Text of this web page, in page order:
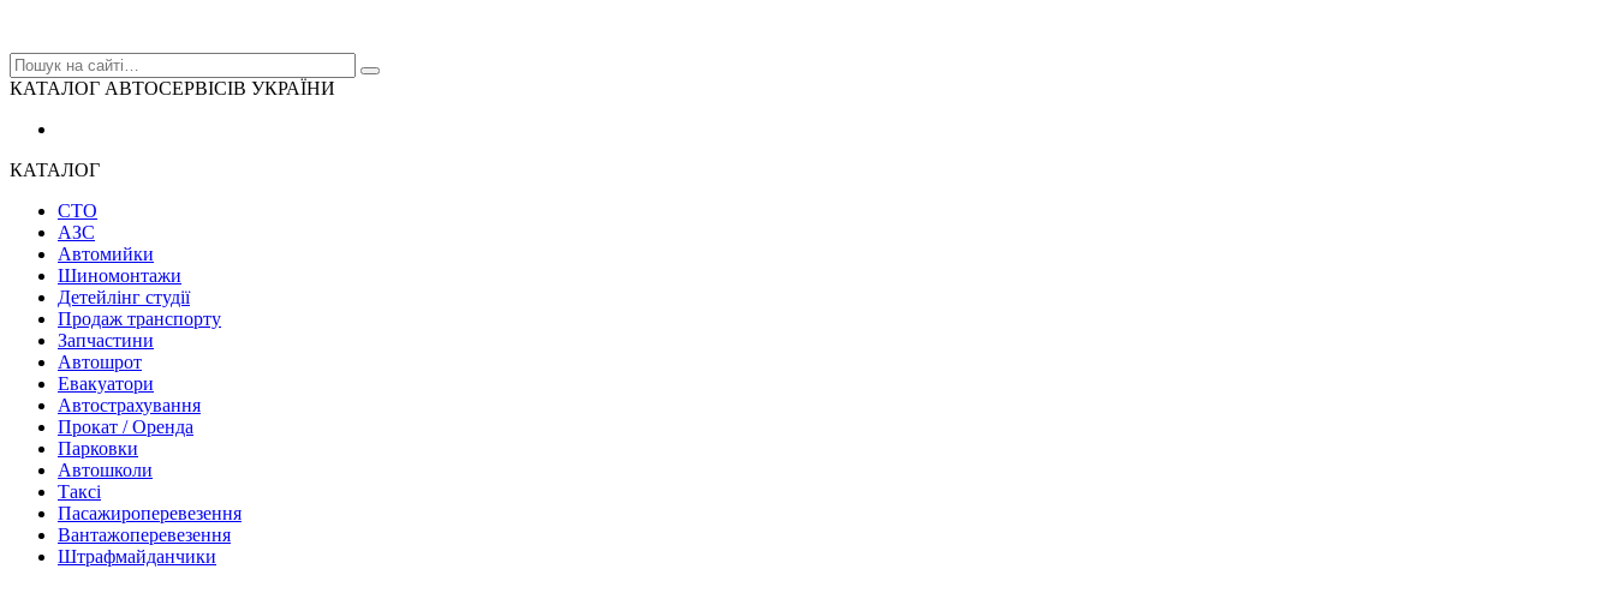
КАТАЛОГ АВТОСЕРВІСІВ УКРАЇНИ
КАТАЛОГ
СТО
АЗС
Автомийки
Шиномонтажи
Детейлінг студії
Продаж транспорту
Запчастини
Автошрот
Евакуатори
Автострахування
Прокат / Оренда
Парковки
Автошколи
Таксі
Пасажироперевезення
Вантажоперевезення
Штрафмайданчики